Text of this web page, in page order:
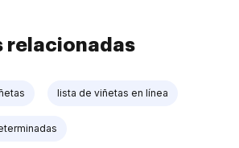
relacionadas
lista de viñetas en línea